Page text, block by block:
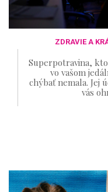
ZDRAVIE A
Superpotravina,
vo vašom
chýbať nemala. Jej
vás